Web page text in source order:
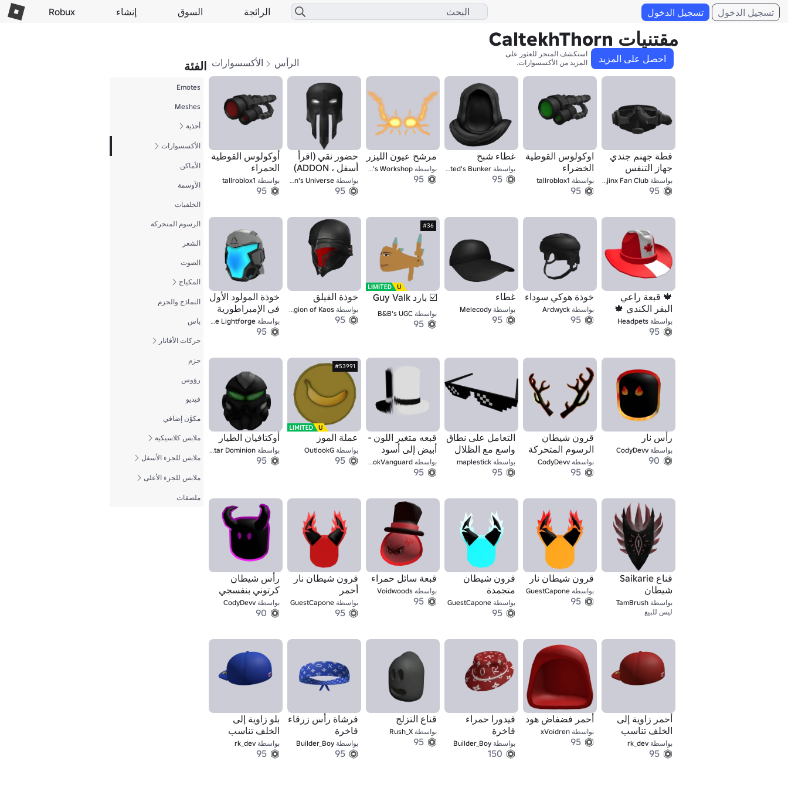
الرائجة السوق إنشاء Robux تسجيل الدخول تسجيل الدخول
مقتنيات CaltekhThorn
الفئة
Emotes
Meshes
أحذية
الأكسسوارات
الأماكن
الأوسمة
الخلفيات
الرسوم المتحركة
الشعر
الصوت
المكياج
النماذج والحزم
باس
حركات الأفاتار
حزم
رؤوس
فيديو
مكوَّن إضافي
ملابس كلاسيكية
ملابس للجزء الأسفل
ملابس للجزء الأعلى
ملصقات
الأكسسوارات الرأس احصل على المزيد
المزيد من الأكسسوارات.
أوكولوس القوطية
الحمراء
بواسطة tallroblox1
95
حضور نقي (اقرأ
أسفل ، ADDON)
بواسطة Ultimate Pooron's Universe
95
مرشح عيون الليزر
بواسطة Luka's Workshop
95
غطاء شبح
بواسطة Desolated's Bunker
95
اوكولوس القوطية
الخضراء
بواسطة tallroblox1
95
قطة جهنم جندي
جهاز التنفس
بواسطة Bigfootjinx Fan Club
95
خوذة المولود الأول
في الإمبراطورية
الساقطة
بواسطة The Lightforge
95
خوذة الفيلق
بواسطة Legion of Kaos
95
#36
☑️ بارد Guy Valk
بواسطة B&B's UGC
95
غطاء
بواسطة Melecody
95
خوذة هوكي سوداء
بواسطة Ardwyck
95
🍁 قبعة راعي
البقر الكندي 🍁
بواسطة Headpets
95
أوكتافيان الطيار
بواسطة Octavian Star Dominion
95
#53991
عملة الموز
بواسطة OutlookG
95
قبعه متغير اللون -
أبيض إلى أسود
بواسطة RookVanguard
95
التعامل على نطاق
واسع مع الظلال
بواسطة maplestick
95
قرون شيطان
الرسوم المتحركة
بواسطة CodyDevv
95
رأس نار
بواسطة CodyDevv
90
رأس شيطان
كرتوني بنفسجي
بواسطة CodyDevv
90
قرون شيطان نار
أحمر
بواسطة GuestCapone
95
قبعة سائل حمراء
بواسطة Voidwoods
95
قرون شيطان
متجمدة
بواسطة GuestCapone
95
قرون شيطان نار
بواسطة GuestCapone
95
قناع Saikarie
شيطان
بواسطة TamBrush
ليس للبيع
بلو زاوية إلى
الخلف تناسب
قبعة
بواسطة rk_dev
95
فرشاة رأس زرقاء
فاخرة
بواسطة Builder_Boy
95
قناع التزلج
بواسطة Rush_X
95
فيدورا حمراء
فاخرة
بواسطة Builder_Boy
150
أحمر فضفاض هود
بواسطة xVoidren
95
أحمر زاوية إلى
الخلف تناسب
قبعة
بواسطة rk_dev
95